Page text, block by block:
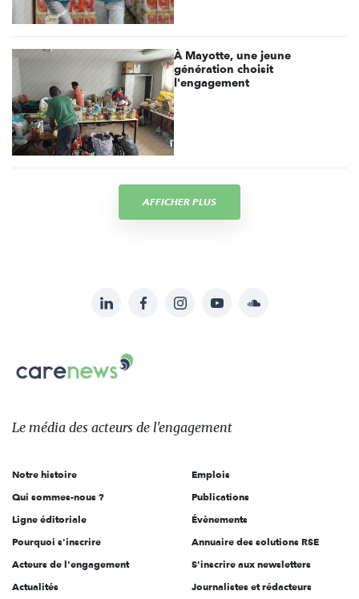
À Mayotte, une jeune
génération choisit
l'engagement
AFFICHER PLUS
sur:
LinkedInFacebookInstagramYouTubeSoundcloud
Le
des
l'engagement
Le média des acteurs de l'engagement
Notre histoire
Qui sommes-nous ?
Ligne éditoriale
Pourquoi s'inscrire
Acteurs de l'engagement
Actualités
Emplois
Publications
Évènements
Annuaire des solutions RSE
S'inscrire aux newsletters
Journalistes et rédacteurs